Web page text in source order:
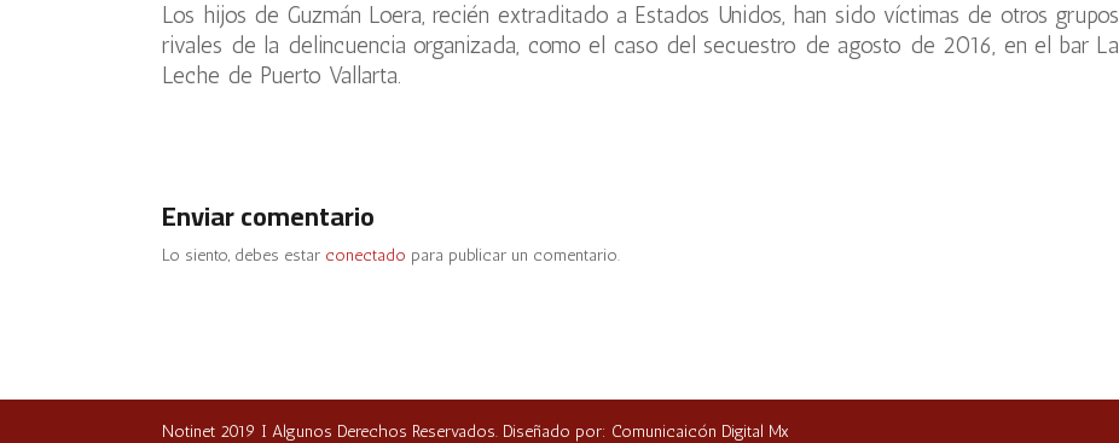
Los hijos de Guzmán Loera, recién extraditado a Estados Unidos, han sido víctimas de otros grupos
rivales de la delincuencia organizada, como el caso del secuestro de agosto de 2016, en el bar La
Leche de Puerto Vallarta.
Enviar comentario
Lo siento, debes estar conectado para publicar un comentario.
Notinet 2019 I Algunos Derechos Reservados. Diseñado por: Comunicaicón Digital Mx